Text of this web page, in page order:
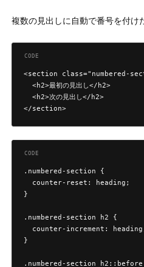
複数の見出しに自動で番号を付け
<section class="numbered-
  <h2>最初の見出し</h2>
  <h2>次の見出し</h2>
</section>
.numbered-section {
  counter-reset: heading;
}
.numbered-section h2 {
counter-increment:
}
.numbered-section